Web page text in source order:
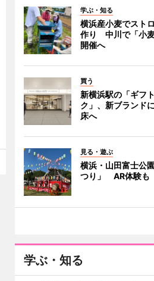
学ぶ・知る
横浜産小麦でスト
作り 中川で「小麦
開催へ
買う
新横浜駅の「ギフ
ク」、新ブランド
床へ
見る・遊ぶ
横浜・山田富士公
つり」 AR体験も
学ぶ・知る